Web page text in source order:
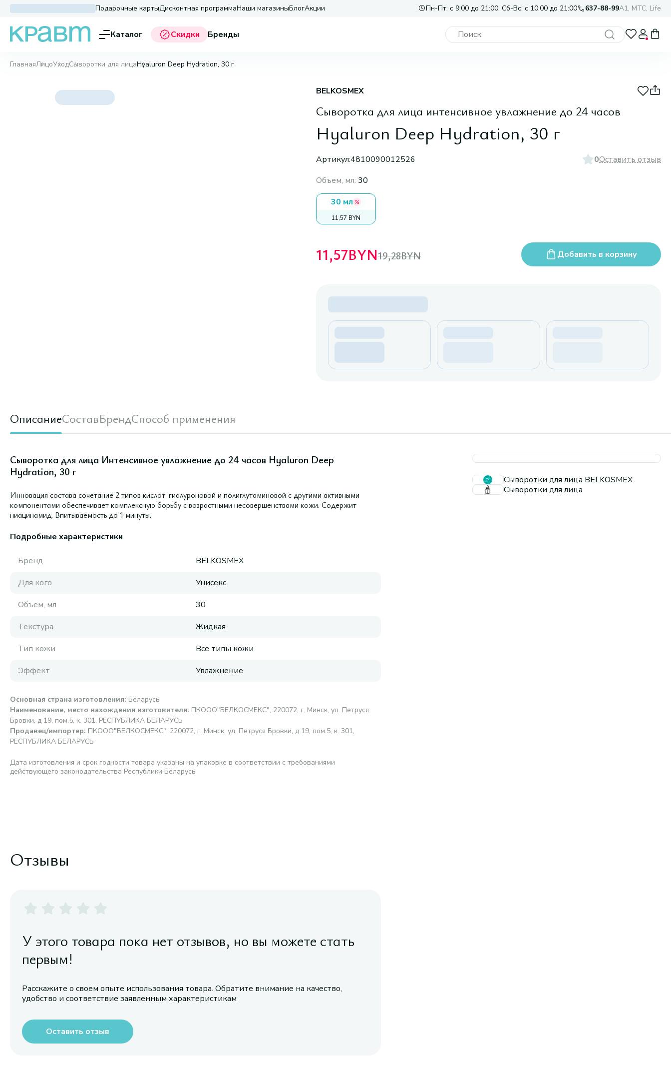
Подарочные картыДисконтная программаНаши магазиныБлогАкции Пн-Пт: с 9:00 до 21:00. Сб-Вс: с 10:00 до 21:00 637-88-99A1, МТС, Life
Каталог Скидки Бренды
ГлавнаяЛицоУходСыворотки для лицаHyaluron Deep Hydration, 30 г
BELKOSMEX
Сыворотка для лица интенсивное увлажнение до 24 часов
Hyaluron Deep Hydration, 30 г
Артикул:4810090012526 0Оставить отзыв
Объем, мл: 30
30 мл
11,57 BYN
11,57BYN19,28BYN Добавить в корзину
ОписаниеСоставБрендСпособ применения
Сыворотка для лица Интенсивное увлажнение до 24 часов Hyaluron Deep
Hydration, 30 г
Инновация состава сочетание 2 типов кислот: гиалуроновой и полиглутаминовой с другими активными
компонентами обеспечивает комплексную борьбу с возрастными несовершенствами кожи. Содержит
ниацинамид. Впитываемость до 1 минуты.
Подробные характеристики
Бренд
BELKOSMEX
Для кого
Унисекс
Объем, мл
30
Текстура
Жидкая
Тип кожи
Все типы кожи
Эффект
Увлажнение
Основная страна изготовления: Беларусь
Наименование, место нахождения изготовителя: ПКООО"БЕЛКОСМЕКС", 220072, г. Минск, ул. Петруся
Бровки, д 19, пом.5, к. 301, РЕСПУБЛИКА БЕЛАРУСЬ
Продавец/импортер: ПКООО"БЕЛКОСМЕКС", 220072, г. Минск, ул. Петруся Бровки, д 19, пом.5, к. 301,
РЕСПУБЛИКА БЕЛАРУСЬ
Дата изготовления и срок годности товара указаны на упаковке в соответствии с требованиями
действующего законодательства Республики Беларусь
Сыворотки для лица BELKOSMEX
Сыворотки для лица
Отзывы
У этого товара пока нет отзывов, но вы можете стать
первым!
Расскажите о своем опыте использования товара. Обратите внимание на качество,
удобство и соответствие заявленным характеристикам
Оставить отзыв